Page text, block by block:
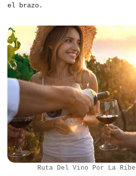
el brazo.
Ruta Del Vino Por La